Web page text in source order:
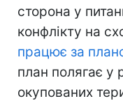
сторона у
конфлікту на
працює за
план полягає у
окупованих